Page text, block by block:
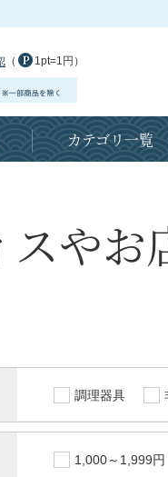
（ 1pt=1円）
カテゴリ一覧
スや
調理器具
1,000～1,999円